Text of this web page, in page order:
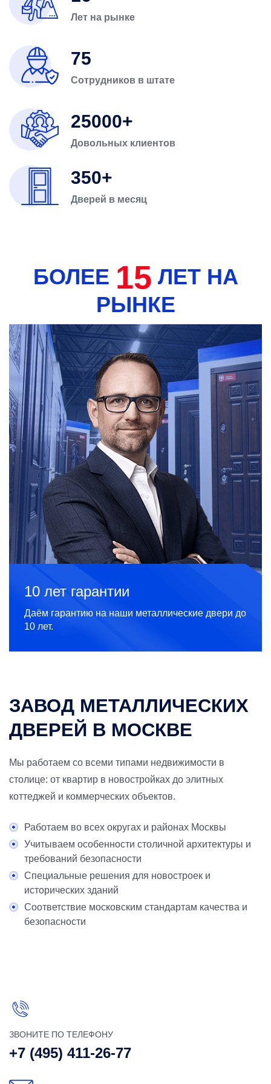
Лет на рынке
75
Сотрудников в штате
25000
Довольных клиентов
350
Дверей в месяц
БОЛЕЕ 15 ЛЕТ НА
РЫНКЕ
10 лет гарантии
Даём гарантию на наши металлические двери до
10 лет.
ЗАВОД МЕТАЛЛИЧЕСКИХ
ДВЕРЕЙ В МОСКВЕ
Мы работаем со всеми типами недвижимости в
столице: от квартир в новостройках до элитных
коттеджей и коммерческих объектов.
Работаем во всех округах и районах Москвы
Учитываем особенности столичной архитектуры и
требований безопасности
Специальные решения для новостроек и
исторических зданий
Соответствие московским стандартам качества и
безопасности
ЗВОНИТЕ ПО ТЕЛЕФОНУ
+7 (495) 411-26-77